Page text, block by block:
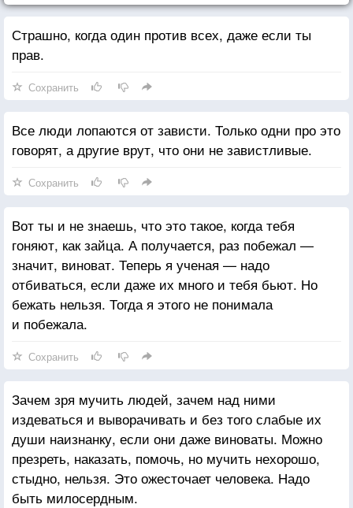
Страшно, когда один против всех, даже если ты
прав.
Сохранить
Все люди лопаются от зависти. Только одни про это
говорят, а другие врут, что они не завистливые.
Сохранить
Вот ты и не знаешь, что это такое, когда тебя
гоняют, как зайца. А получается, раз побежал —
значит, виноват. Теперь я ученая — надо
отбиваться, если даже их много и тебя бьют. Но
бежать нельзя. Тогда я этого не понимала
и побежала.
Сохранить
Зачем зря мучить людей, зачем над ними
издеваться и выворачивать и без того слабые их
души наизнанку, если они даже виноваты. Можно
презреть, наказать, помочь, но мучить нехорошо,
стыдно, нельзя. Это ожесточает человека. Надо
быть милосердным.